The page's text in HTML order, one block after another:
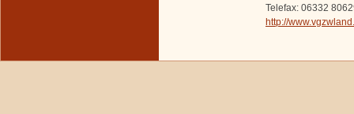
Telefax: 06332
http://